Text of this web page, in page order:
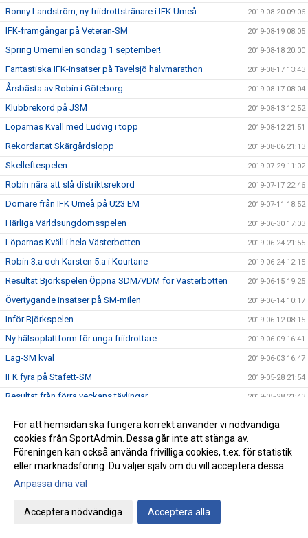
Ronny Landström, ny friidrottstränare i IFK Umeå 2019-08-20 09:06
IFK-framgångar på Veteran-SM 2019-08-19 08:05
Spring Umemilen söndag 1 september! 2019-08-18 20:00
Fantastiska IFK-insatser på Tavelsjö halvmarathon 2019-08-17 13:43
Årsbästa av Robin i Göteborg 2019-08-17 08:04
Klubbrekord på JSM 2019-08-13 12:52
Löparnas Kväll med Ludvig i topp 2019-08-12 21:51
Rekordartat Skärgårdslopp 2019-08-06 21:13
Skelleftespelen 2019-07-29 11:02
Robin nära att slå distriktsrekord 2019-07-17 22:46
Domare från IFK Umeå på U23 EM 2019-07-11 18:52
Härliga Världsungdomsspelen 2019-06-30 17:03
Löparnas Kväll i hela Västerbotten 2019-06-24 21:55
Robin 3:a och Karsten 5:a i Kourtane 2019-06-24 12:15
Resultat Björkspelen Öppna SDM/VDM för Västerbotten 2019-06-15 19:25
Övertygande insatser på SM-milen 2019-06-14 10:17
Inför Björkspelen 2019-06-12 08:15
Ny hälsoplattform för unga friidrottare 2019-06-09 16:41
Lag-SM kval 2019-06-03 16:47
IFK fyra på Stafett-SM 2019-05-28 21:54
Resultat från förra veckans tävlingar 2019-05-28 21:43
IFK ungdomar till finalen
IFK succé på Göteborgsvarvet 2019-05-18 18:05
Sverige på fötter! 23 maj
Karsten Meier presenterade sig på Kungsholmen Runt
Vi söker en friidrottstränare!
För att hemsidan ska fungera korrekt använder vi nödvändiga
cookies från SportAdmin. Dessa går inte att stänga av.
Föreningen kan också använda frivilliga cookies, t.ex. för statistik
eller marknadsföring. Du väljer själv om du vill acceptera dessa.
Anpassa dina val
Acceptera nödvändiga Acceptera alla